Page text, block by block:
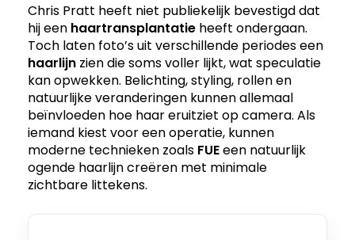
Chris Pratt heeft niet publiekelijk bevestigd dat
hij een haartransplantatie heeft ondergaan.
Toch laten foto’s uit verschillende periodes een
haarlijn zien die soms voller lijkt, wat speculatie
kan opwekken. Belichting, styling, rollen en
natuurlijke veranderingen kunnen allemaal
beïnvloeden hoe haar eruitziet op camera. Als
iemand kiest voor een operatie, kunnen
moderne technieken zoals FUEeen natuurlijk
ogende haarlijn creëren met minimale
zichtbare littekens.